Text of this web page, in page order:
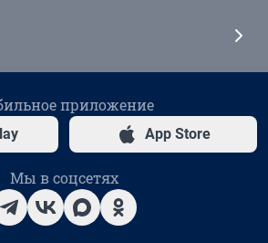
приложение
App Store
Мы в соцсетях